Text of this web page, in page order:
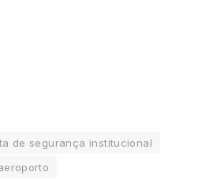
de segurança institucional